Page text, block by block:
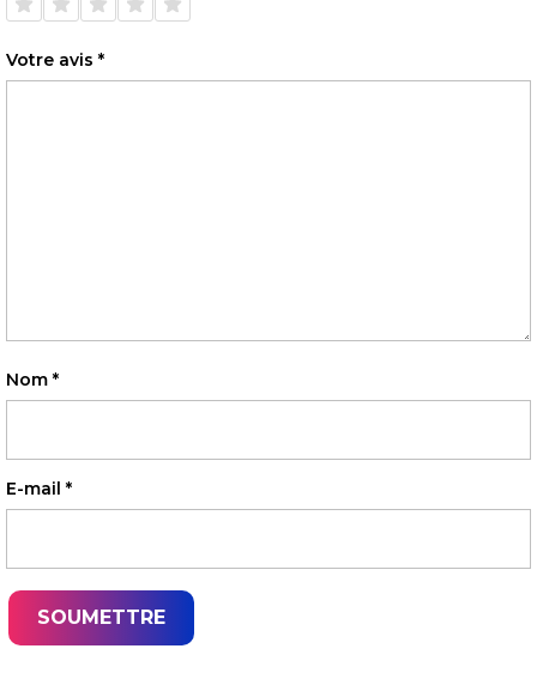
sur 5sur 5sur 5sur 5sur 5
Votre avis *
Nom *
E-mail *